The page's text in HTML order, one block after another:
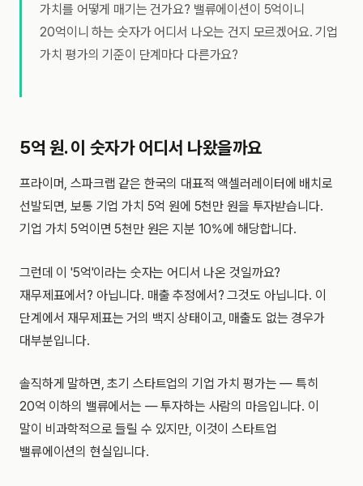
가치를 어떻게 매기는 건가요? 밸류에이션이 5억이니
20억이니 하는 숫자가 어디서 나오는 건지 모르겠어요. 기업
가치 평가의 기준이 단계마다 다른가요?
5억 원. 이 숫자가 어디서 나왔을까요
프라이머, 스파크랩 같은 한국의 대표적 액셀러레이터에 배치로
선발되면, 보통 기업 가치 5억 원에 5천만 원을 투자받습니다.
기업 가치 5억이면 5천만 원은 지분 10%에 해당합니다.
그런데 이 '5억'이라는 숫자는 어디서 나온 것일까요?
재무제표에서? 아닙니다. 매출 추정에서? 그것도 아닙니다. 이
단계에서 재무제표는 거의 백지 상태이고, 매출도 없는 경우가
대부분입니다.
솔직하게 말하면, 초기 스타트업의 기업 가치 평가는 — 특히
20억 이하의 밸류에서는 — 투자하는 사람의 마음입니다. 이
말이 비과학적으로 들릴 수 있지만, 이것이 스타트업
밸류에이션의 현실입니다.